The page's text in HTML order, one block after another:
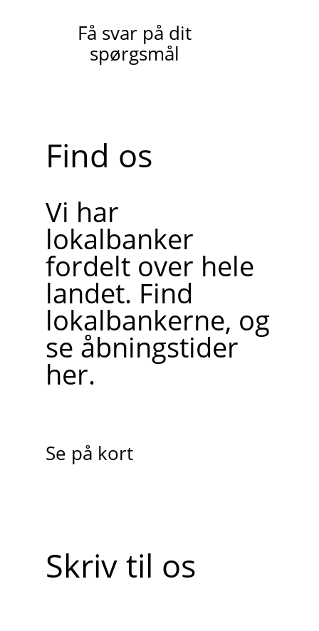
Få svar på dit
spørgsmål
Find os
Vi har
lokalbanker
fordelt over hele
landet. Find
lokalbankerne, og
se åbningstider
her.
Se på kort
Skriv til os